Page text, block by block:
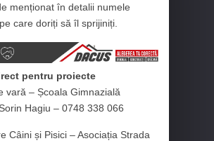
menționat în detalii numele
care doriți să îl sprijiniți.
pentru proiecte
vară – Școala Gimnazială
Hagiu – 0748 338 066
Câini și Pisici – Asociația Strada